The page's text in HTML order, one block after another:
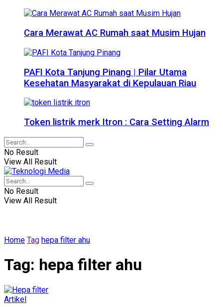
Cara Merawat AC Rumah saat Musim Hujan
PAFI Kota Tanjung Pinang | Pilar Utama
Kesehatan Masyarakat di Kepulauan Riau
Token listrik merk Itron : Cara Setting Alarm
No Result
View All Result
No Result
View All Result
Home Tag hepa filter ahu
Tag: hepa filter ahu
Artikel